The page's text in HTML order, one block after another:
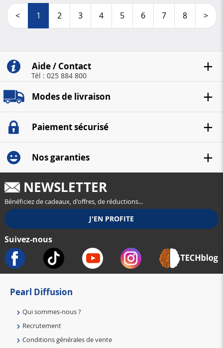
< 1 2 3 4 5 6 7 8 >
Aide / Contact
Tél : 025 884 800
Modes de livraison
Paiement sécurisé
Nos garanties
NEWSLETTER
Bénéficiez de cadeaux, d'offres, de réductions...
Suivez-nous
Pearl Diffusion
Qui sommes-nous ?
Recrutement
Conditions générales de vente